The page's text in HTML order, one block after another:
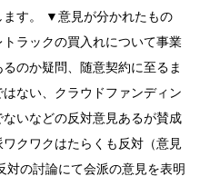
ます。 ▼意見が分かれたもの
ラックの買入れについて事業
のか疑問、随意契約に至るま
ない、クラウドファンディン
いなどの反対意見あるが賛成
クワクはたらくも反対（意見
対の討論にて会派の意見を表明